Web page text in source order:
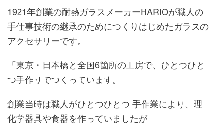
1921年創業の耐熱ガラスメーカーHARIOが職人の
手仕事技術の継承のためにつくりはじめたガラスの
アクセサリーです。
「東京・日本橋と全国6箇所の工房で、ひとつひと
つ手作りでつくっています。
創業当時は職人がひとつひとつ 手作業により、理
化学器具や食器を作っていましたが